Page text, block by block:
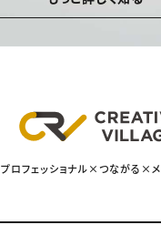
プロフェッショナル×つながる×